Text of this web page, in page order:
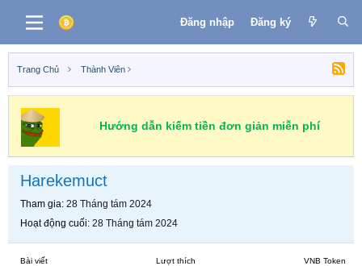
Đăng nhập Đăng ký
Trang Chủ Thành Viên
Hướng dẫn kiếm tiền đơn giản miễn phí
Harekemuct
Tham gia 28 Tháng tám 2024
Hoạt động cuối 28 Tháng tám 2024
Bài viết Lượt thích VNB Token